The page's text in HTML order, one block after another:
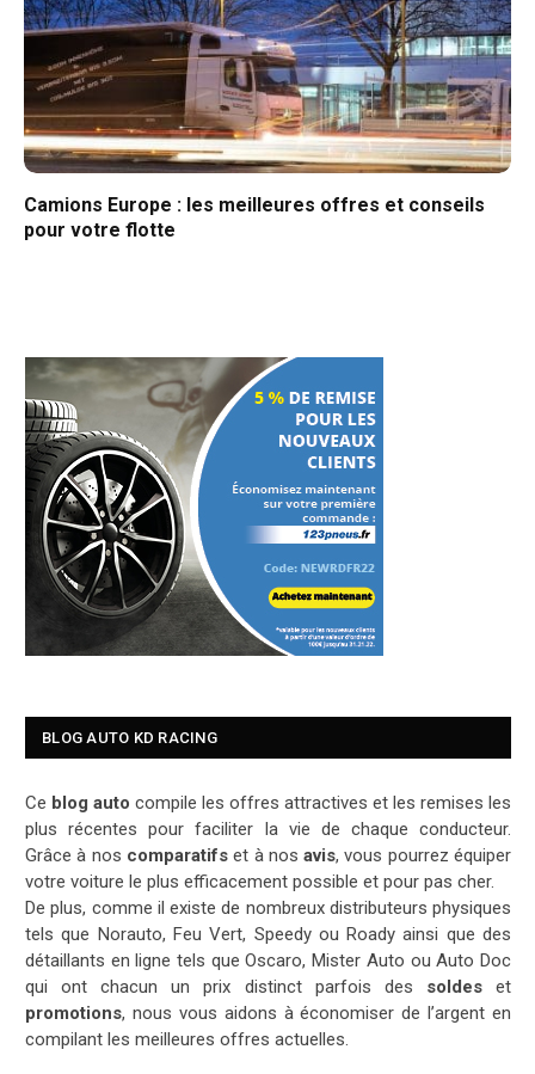
Camions Europe : les meilleures offres et conseils
pour votre flotte
BLOG AUTO KD RACING
Ce blog auto compile les offres attractives et les remises les
plus récentes pour faciliter la vie de chaque conducteur.
Grâce à nos comparatifset à nosavis, vous pourrez équiper
votre voiture le plus efficacement possible et pour pas cher.
De plus, comme il existe de nombreux distributeurs physiques
tels que Norauto, Feu Vert, Speedy ou Roady ainsi que des
détaillants en ligne tels que Oscaro, Mister Auto ou Auto Doc
qui ont chacun un prix distinct parfois des soldeset
promotions, nous vous aidons à économiser de l’argent en
compilant les meilleures offres actuelles.